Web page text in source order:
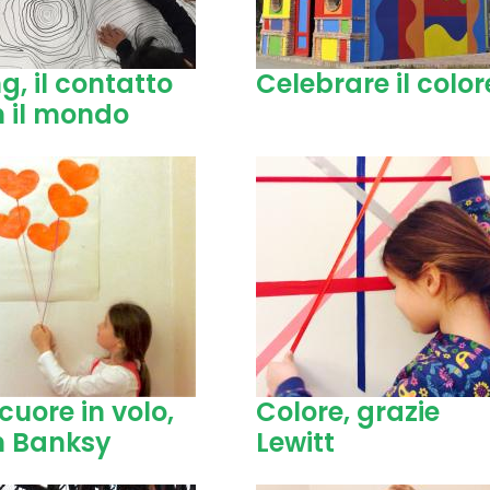
il contatto
il mondo
Celebrare il
in volo,
Banksy
Colore, grazie
Lewitt